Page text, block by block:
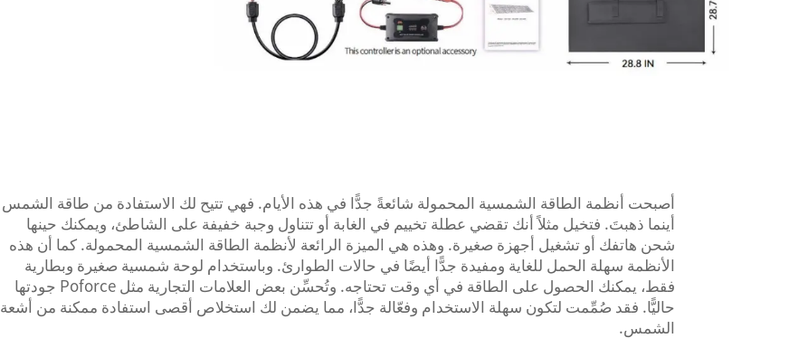
أصبحت أنظمة الطاقة الشمسية المحمولة شائعةً جدًّا في هذه الأيام. فهي تتيح لك الاستفادة من طاقة الشمس
أينما ذهبتَ. فتخيل مثلاً أنك تقضي عطلة تخييم في الغابة أو تتناول وجبة خفيفة على الشاطئ، ويمكنك حينها
شحن هاتفك أو تشغيل أجهزة صغيرة. وهذه هي الميزة الرائعة لأنظمة الطاقة الشمسية المحمولة. كما أن هذه
الأنظمة سهلة الحمل للغاية ومفيدة جدًّا أيضًا في حالات الطوارئ. وباستخدام لوحة شمسية صغيرة وبطارية
فقط، يمكنك الحصول على الطاقة في أي وقت تحتاجه. وتُحسِّن بعض العلامات التجارية مثل Poforce جودتها
حاليًّا. فقد صُمِّمت لتكون سهلة الاستخدام وفعّالة جدًّا، مما يضمن لك استخلاص أقصى استفادة ممكنة من أشعة
الشمس.